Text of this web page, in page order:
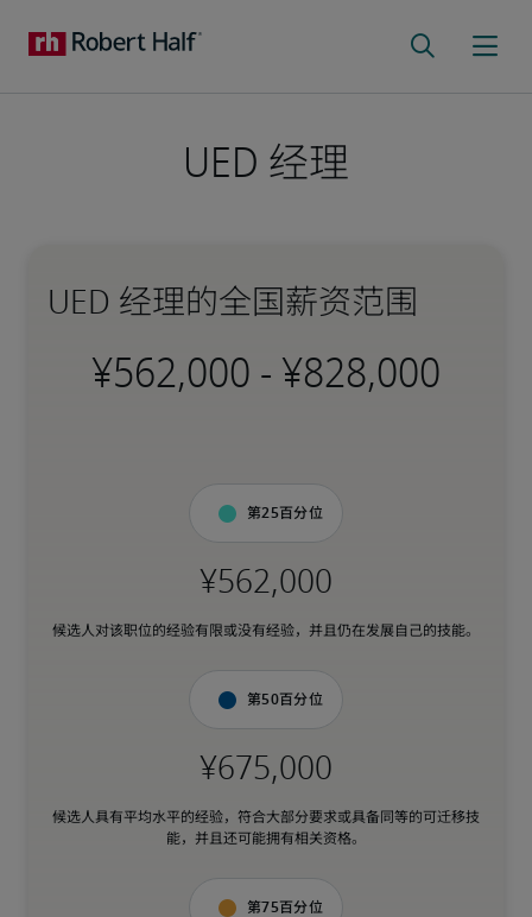
UED 经理​
UED 经理​的全国薪资范围
-
第25百分位
候选人对该职位的经验有限或没有经验，并且仍在发展自己的技能。
第50百分位
候选人具有平均水平的经验，符合大部分要求或具备同等的可迁移技
能，并且还可能拥有相关资格。
第75百分位